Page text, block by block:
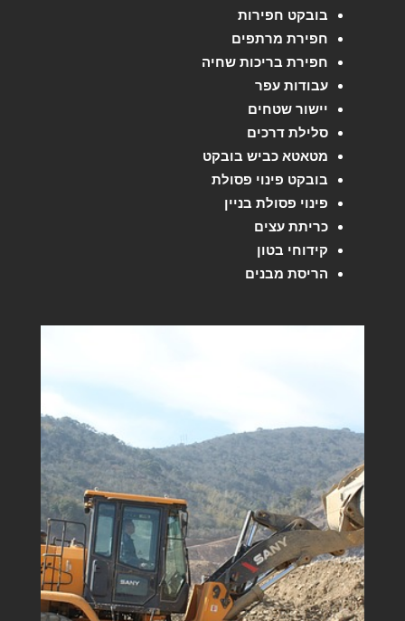
בובקט חפירות
חפירת מרתפים
חפירת בריכות שחיה
עבודות עפר
יישור שטחים
סלילת דרכים
מטאטא כביש בובקט
בובקט פינוי פסולת
פינוי פסולת בניין
כריתת עצים
קידוחי בטון
הריסת מבנים